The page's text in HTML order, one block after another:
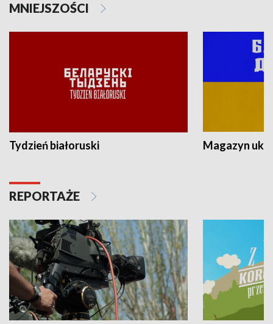
MNIEJSZOŚCI
Tydzień białoruski Magazyn
REPORTAŻE